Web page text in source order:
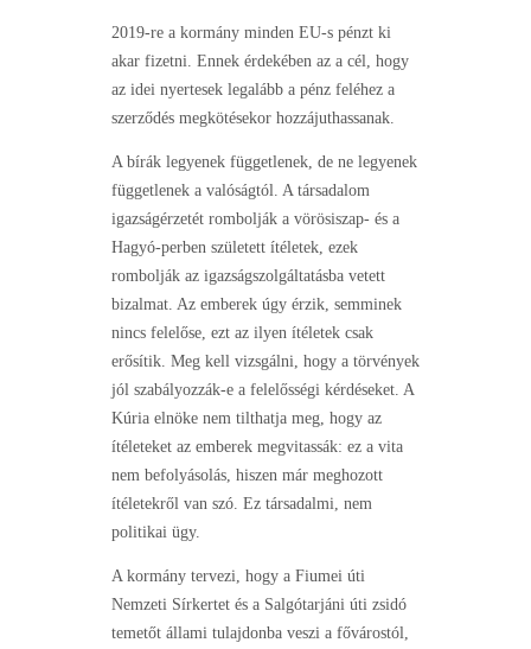
2019-re a kormány minden EU-s pénzt ki
akar fizetni. Ennek érdekében az a cél, hogy
az idei nyertesek legalább a pénz feléhez a
szerződés megkötésekor hozzájuthassanak.
A bírák legyenek függetlenek, de ne legyenek
függetlenek a valóságtól. A társadalom
igazságérzetét rombolják a vörösiszap- és a
Hagyó-perben született ítéletek, ezek
rombolják az igazságszolgáltatásba vetett
bizalmat. Az emberek úgy érzik, semminek
nincs felelőse, ezt az ilyen ítéletek csak
erősítik. Meg kell vizsgálni, hogy a törvények
jól szabályozzák-e a felelősségi kérdéseket. A
Kúria elnöke nem tilthatja meg, hogy az
ítéleteket az emberek megvitassák: ez a vita
nem befolyásolás, hiszen már meghozott
ítéletekről van szó. Ez társadalmi, nem
politikai ügy.
A kormány tervezi, hogy a Fiumei úti
Nemzeti Sírkertet és a Salgótarjáni úti zsidó
temetőt állami tulajdonba veszi a fővárostól,